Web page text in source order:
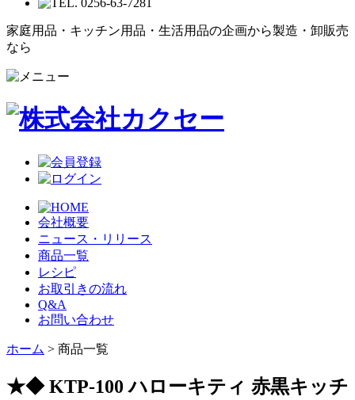
家庭用品・キッチン用品・生活用品の企画から製造・卸販売
なら
会社概要
ニュース・リリース
商品一覧
レシピ
お取引きの流れ
Q&A
お問い合わせ
ホーム > 商品一覧
★◆ KTP-100 ハローキティ 赤黒キッチ